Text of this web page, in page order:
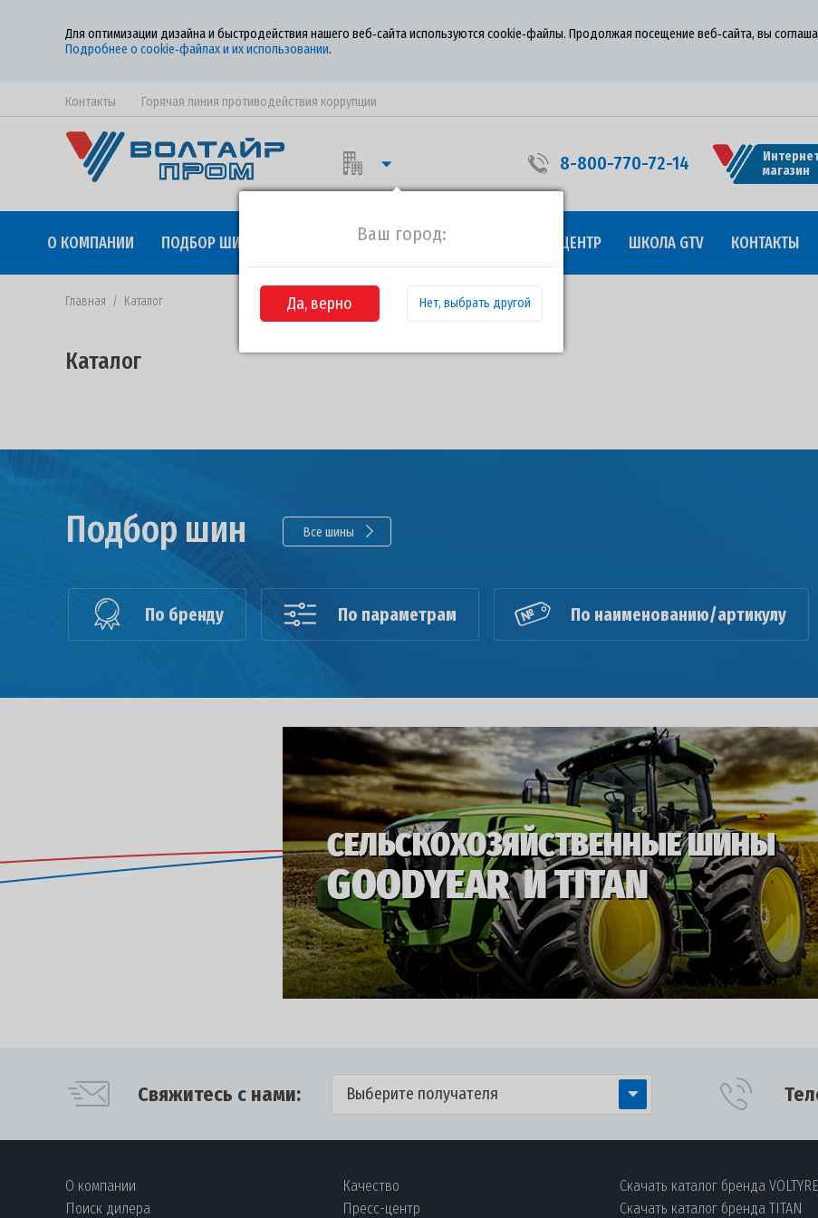
Для оптимизации дизайна и быстродействия нашего веб‑сайта используются cookie‑файлы. Продолжая посещение веб‑сайта, вы
Подробнее о cookie‑файлах и их использовании.
Контакты Горячая линия противодействия коррупции
Ваш город:
Да, верно Нет, выбрать другой
8-800-770-72-14
магазин
О КОМПАНИИ ПОДБОР ШИН СОТРУДНИЧЕСТВО ПРЕСС-ЦЕНТР ШКОЛА GTV КОНТАКТЫ
Главная / Каталог
Каталог
Подбор шин Все шины
По бренду По параметрам По наименованию/артикулу
Свяжитесь с нами: Выберите получателя
О компании
Поиск дилера
Качество
Пресс-центр
Скачать каталог бренда VOLTYRE
Скачать каталог бренда TITAN